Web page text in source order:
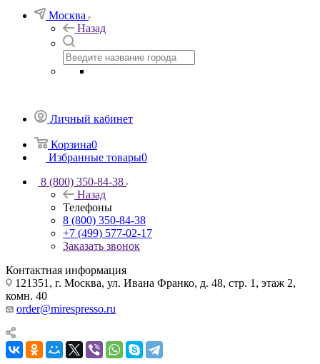
Москва
Назад
Личный кабинет
Корзина0
Избранные товары0
8 (800) 350-84-38
Назад
Телефоны
8 (800) 350-84-38
+7 (499) 577-02-17
Заказать звонок
Контактная информация
121351, г. Москва, ул. Ивана Франко, д. 48, стр. 1, этаж 2,
комн. 40
order@mirespresso.ru